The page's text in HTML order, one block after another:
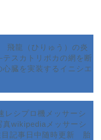
飛龍（ひりゅう）の炎
スカトリポカの網を断
臓を実装するイニシエ
シプロ機メッサーシ
真wikipediaメッサーシ
目記事日中随時更新 胎